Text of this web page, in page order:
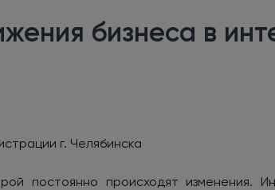
бизнеса в
г. Челябинска
постоянно происходят изменения.